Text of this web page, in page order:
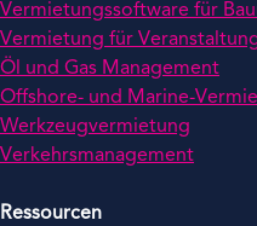
Vermietungssoftware für
Vermietung für
Öl und Gas Management
Offshore- und Marine-
Werkzeugvermietung
Verkehrsmanagement
Ressourcen